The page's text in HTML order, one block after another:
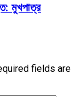
মুখপাত্র
fields are